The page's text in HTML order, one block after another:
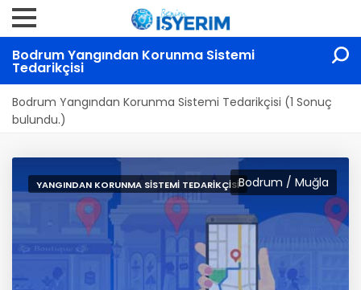
Bodrum Yangından Korunma Sistemi
Tedarikçisi
Bodrum Yangından Korunma Sistemi Tedarikçisi (1 Sonuç
bulundu.)
Bodrum / Muğla
YANGINDAN KORUNMA SISTEMI TEDARIKÇISI